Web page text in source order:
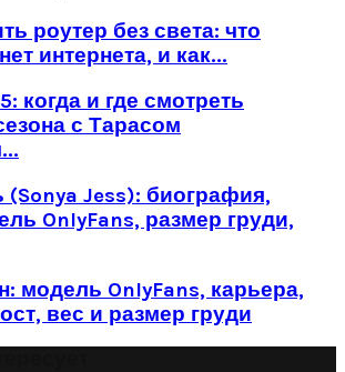
роутер без света: что
интернета, и как...
когда и где смотреть
с Тарасом
Jess): биография,
OnlyFans, размер груди,
модель OnlyFans, карьера,
вес и размер груди